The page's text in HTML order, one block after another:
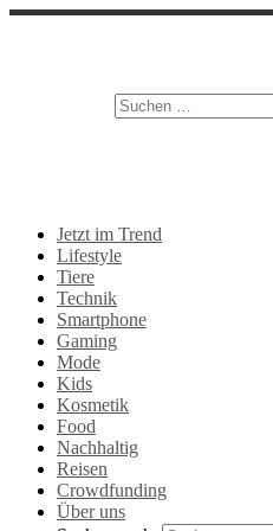
Jetzt im Trend
Lifestyle
Tiere
Technik
Smartphone
Gaming
Mode
Kids
Kosmetik
Food
Nachhaltig
Reisen
Crowdfunding
Über uns